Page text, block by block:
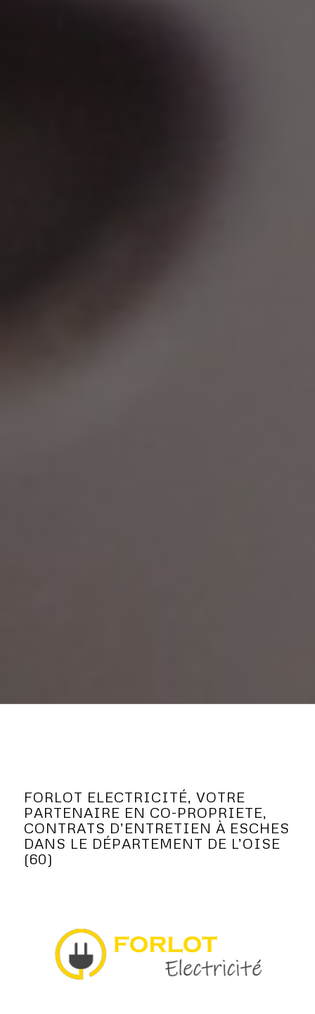
FORLOT ELECTRICITÉ, VOTRE
PARTENAIRE EN CO-PROPRIETE,
CONTRATS D’ENTRETIEN À ESCHES
DANS LE DÉPARTEMENT DE L’OISE
(60)